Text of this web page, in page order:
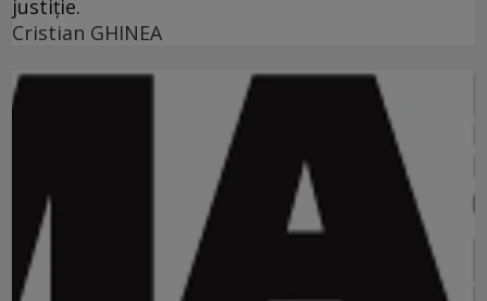
justiţie.
Cristian GHINEA